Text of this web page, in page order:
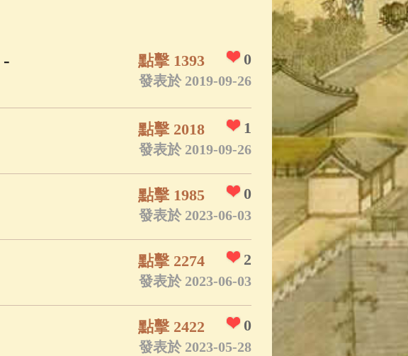
- 0
點擊 1393
發表於 2019-09-26
1
點擊 2018
發表於 2019-09-26
0
點擊 1985
發表於 2023-06-03
2
點擊 2274
發表於 2023-06-03
0
點擊 2422
發表於 2023-05-28